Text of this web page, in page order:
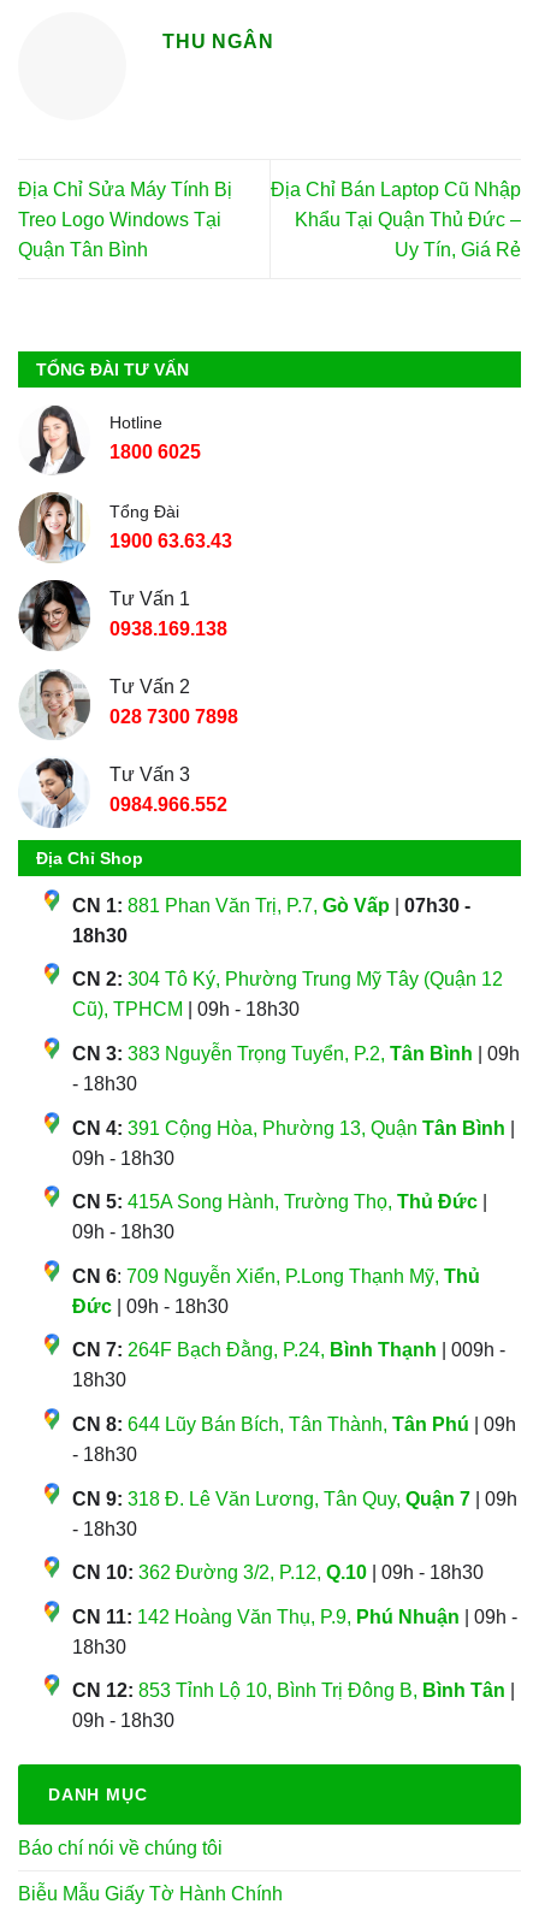
THU NGÂN
Địa Chỉ Sửa Máy Tính Bị
Treo Logo Windows Tại
Quận Tân Bình
Địa Chỉ Bán Laptop Cũ Nhập
Khẩu Tại Quận Thủ Đức –
Uy Tín, Giá Rẻ
TỔNG ĐÀI TƯ VẤN
Hotline
1800 6025
Tổng Đài
1900 63.63.43
Tư Vấn 1
0938.169.138
Tư Vấn 2
028 7300 7898
Tư Vấn 3
0984.966.552
Địa Chỉ Shop
CN 1: 881 Phan Văn Trị, P.7, Gò Vấp
07h30 -
18h30
CN 2: 304 Tô Ký, Phường Trung Mỹ Tây (Quận 12
Cũ), TPHCM
| 09h - 18h30
CN 3: 383 Nguyễn Trọng Tuyển, P.2, Tân Bình | 09h
- 18h30
CN 4: 391 Cộng Hòa, Phường 13, Quận Tân Bình
09h - 18h30
CN 5: 415A Song Hành, Trường Thọ, Thủ Đức
09h - 18h30
CN 6: 709 Nguyễn Xiển, P.Long Thạnh Mỹ, Thủ
Đức | 09h - 18h30
CN 7: 264F Bạch Đằng, P.24, Bình Thạnh | 009h -
18h30
CN 8: 644 Lũy Bán Bích, Tân Thành, Tân Phú | 09h
- 18h30
CN 9: 318 Đ. Lê Văn Lương, Tân Quy, Quận 7 | 09h
- 18h30
CN 10: 362 Đường 3/2, P.12, Q.10 | 09h - 18h30
CN 11: 142 Hoàng Văn Thụ, P.9, Phú Nhuận | 09h -
18h30
CN 12: 853 Tỉnh Lộ 10, Bình Trị Đông B, Bình Tân
09h - 18h30
DANH MỤC
Báo chí nói về chúng tôi
Biễu Mẫu Giấy Tờ Hành Chính